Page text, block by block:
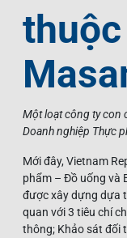
Một loạt công ty con
Doanh nghiệp Thực
Mới đây, Vietnam
phẩm – Đồ uống và
được xây dựng dựa
quan với 3 tiêu chí
thông; Khảo sát đối